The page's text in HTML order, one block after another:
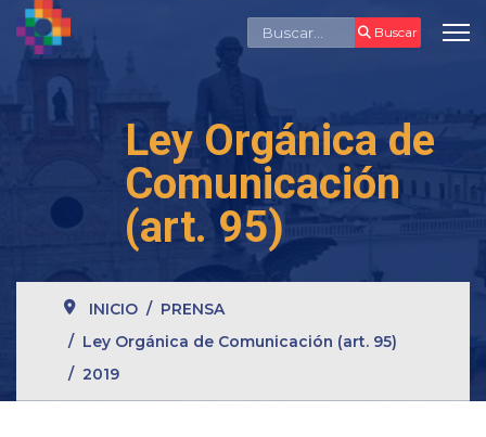
Buscar Buscar
Ley Orgánica de
Comunicación
(art. 95)
INICIO
PRENSA
Ley Orgánica de Comunicación (art. 95)
2019